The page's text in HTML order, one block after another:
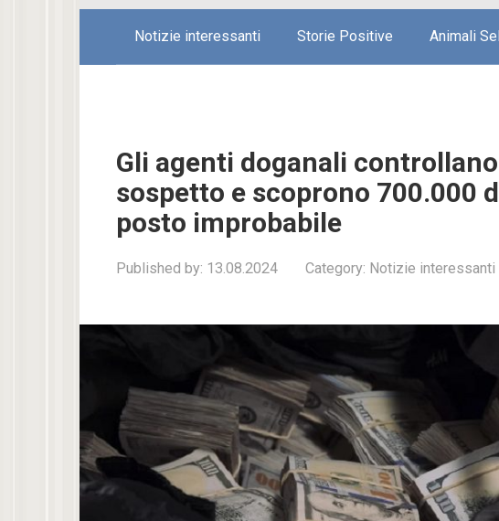
Notizie interessanti Storie Positive Animali
Gli agenti doganali
sospetto e scoprono 700.000
posto improbabile
Published by: 13.08.2024 Category: Notizie interessanti